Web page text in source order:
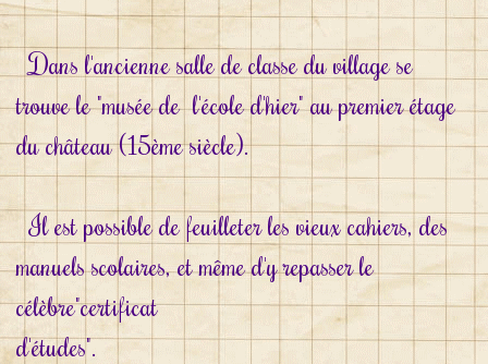
Dans l'ancienne salle de classe du village se
trouve le "musée de l'école d'hier" au premier étage
du château (15ème siècle).
Il est possible de feuilleter les vieux cahiers, des
manuels scolaires, et même d'y repasser le
célèbre"certificat
d'études".